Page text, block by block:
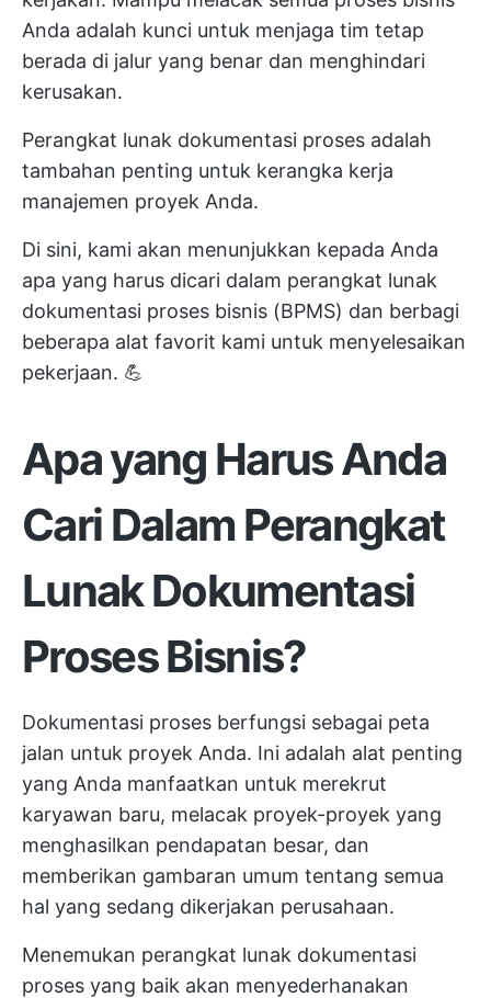
Anda adalah kunci untuk menjaga tim tetap
berada di jalur yang benar dan menghindari
kerusakan.
Perangkat lunak dokumentasi proses adalah
tambahan penting untuk kerangka kerja
manajemen proyek Anda.
Di sini, kami akan menunjukkan kepada Anda
apa yang harus dicari dalam perangkat lunak
dokumentasi proses bisnis (BPMS) dan berbagi
beberapa alat favorit kami untuk menyelesaikan
pekerjaan. 💪
Apa yang Harus Anda
Cari Dalam Perangkat
Lunak Dokumentasi
Proses Bisnis?
Dokumentasi proses berfungsi sebagai peta
jalan untuk proyek Anda. Ini adalah alat penting
yang Anda manfaatkan untuk merekrut
karyawan baru, melacak proyek-proyek yang
menghasilkan pendapatan besar, dan
memberikan gambaran umum tentang semua
hal yang sedang dikerjakan perusahaan.
Menemukan perangkat lunak dokumentasi
proses yang baik akan menyederhanakan